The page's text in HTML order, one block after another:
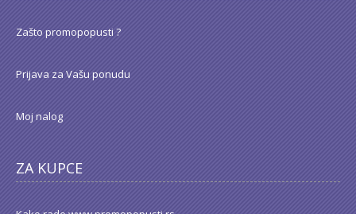
Zašto promopopusti ?
Prijava za Vašu ponudu
Moj nalog
ZA KUPCE